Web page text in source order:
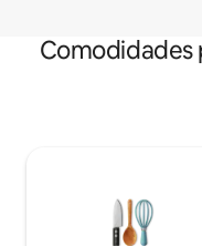
Comodidades